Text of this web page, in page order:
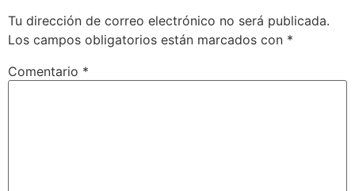
Tu dirección de correo electrónico no será publicada.
Los campos obligatorios están marcados con *
Comentario *